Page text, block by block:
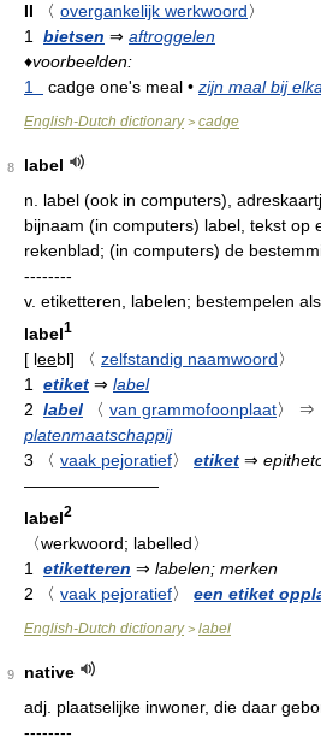
II
〈 overgankelijk werkwoord〉
1 bietsen ⇒ aftroggelen
♦voorbeelden:
1
cadge one's meal • zijn maal bij
English-Dutch dictionary> cadge
8
label
n. label (ook in computers),
bijnaam (in computers) label, tekst op
rekenblad; (in computers) de
--------
v. etiketteren, labelen; bestempelen als
label1
[ leebl] 〈 zelfstandig naamwoord〉
1
etiket ⇒ label
2 label 〈 van grammofoonplaat〉 ⇒
platenmaatschappij
3
〈 vaak pejoratief〉 etiket ⇒
————————
label2
〈werkwoord; labelled〉
1
etiketteren ⇒ labelen; merken
2
〈 vaak pejoratief〉 een etiket
English-Dutch dictionary> label
9
native
adj. plaatselijke inwoner, die daar
--------